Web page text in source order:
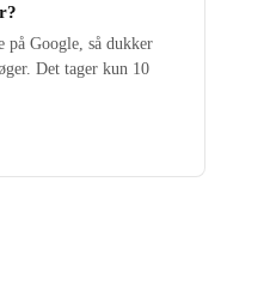
Google, så dukker
Det tager kun 10